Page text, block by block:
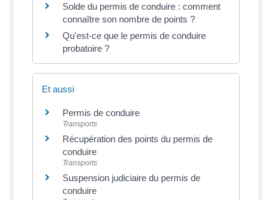
Solde du permis de conduire : comment
connaître son nombre de points ?
Qu'est-ce que le permis de conduire
probatoire ?
Et aussi
Permis de conduire
Transports
Récupération des points du permis de
conduire
Transports
Suspension judiciaire du permis de
conduire